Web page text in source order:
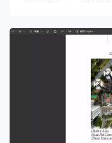
定》將於10月1日實施
對接，實現跨境消費
議員期望更好保障港
投訴追討，而是有消
查？舉例同一家牙醫
已有10宗，可以作出
網轉辦』相信不論內
機會（上升），但應